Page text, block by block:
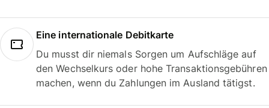
Eine internationale Debitkarte
Du musst dir niemals Sorgen um Aufschläge auf
den Wechselkurs oder hohe Transaktionsgebühren
machen, wenn du Zahlungen im Ausland tätigst.